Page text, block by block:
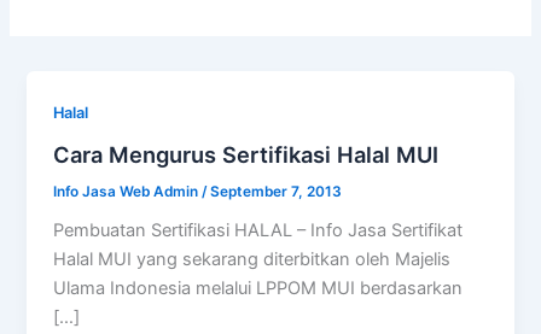
Halal
Cara Mengurus Sertifikasi Halal MUI
Info Jasa Web Admin /September 7, 2013
Pembuatan Sertifikasi HALAL – Info Jasa Sertifikat
Halal MUI yang sekarang diterbitkan oleh Majelis
Ulama Indonesia melalui LPPOM MUI berdasarkan
[…]